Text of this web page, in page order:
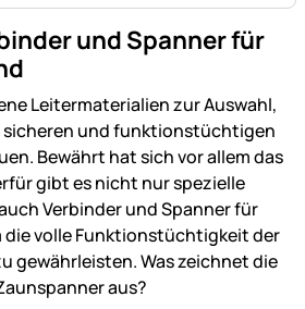
und Spanner für
Leitermaterialien zur Auswahl,
sicheren und funktionstüchtigen
Bewährt hat sich vor allem das
gibt es nicht nur spezielle
Verbinder und Spanner für
die volle Funktionstüchtigkeit der
gewährleisten. Was zeichnet die
aus?